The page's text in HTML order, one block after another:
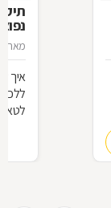
מאת:
איך
ללכת